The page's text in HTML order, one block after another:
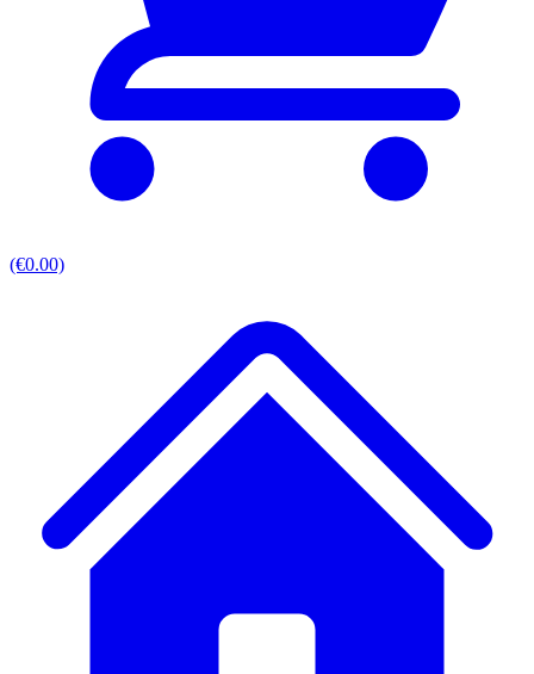
(€0.00)